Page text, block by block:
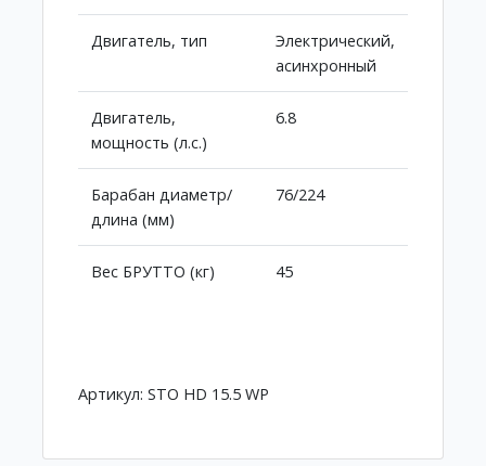
Двигатель, тип
Электрический,
асинхронный
Двигатель,
мощность (л.с.)
6.8
Барабан диаметр/
длина (мм)
76/224
Вес БРУТТО (кг) 45
Артикул: STO HD 15.5 WP